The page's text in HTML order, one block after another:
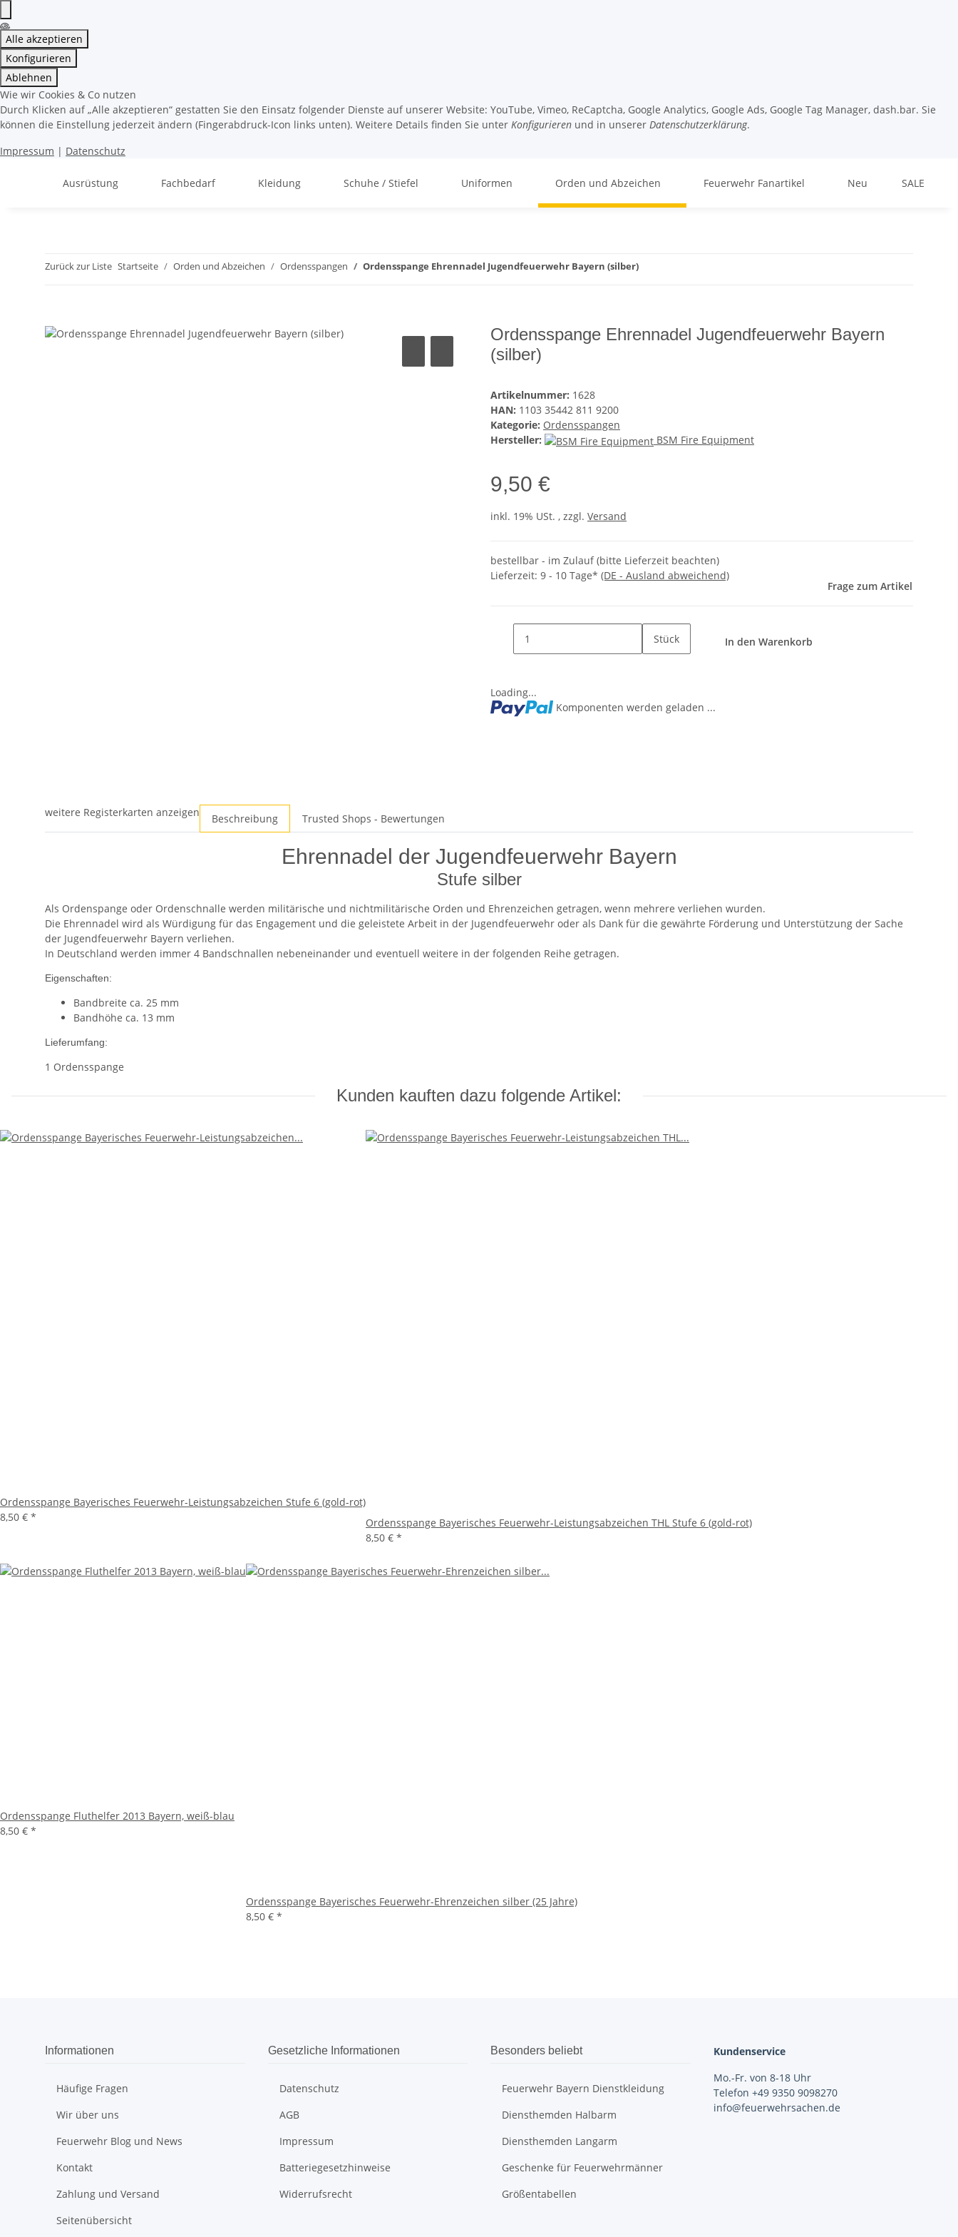
Alle akzeptieren
Konfigurieren
Ablehnen
Wie wir Cookies & Co nutzen
Durch Klicken auf „Alle akzeptieren“ gestatten Sie den Einsatz folgender Dienste auf unserer Website: YouTube, Vimeo, ReCaptcha, Google Analytics, Google Ads, Google Tag Manager, dash.bar. Sie
können die Einstellung jederzeit ändern (Fingerabdruck-Icon links unten). Weitere Details finden Sie unter Konfigurieren und in unserer Datenschutzerklärung.
Impressum | Datenschutz
Ausrüstung Fachbedarf Kleidung Schuhe / Stiefel Uniformen Orden und Abzeichen Feuerwehr Fanartikel Neu SALE
Zurück zur Liste Startseite Orden und Abzeichen Ordensspangen Ordensspange Ehrennadel Jugendfeuerwehr Bayern (silber)
Ordensspange Ehrennadel Jugendfeuerwehr Bayern
(silber)
Artikelnummer: 1628
HAN: 1103 35442 811 9200
Kategorie: Ordensspangen
Hersteller:
BSM Fire Equipment
9,50 €
inkl. 19% USt. , zzgl. Versand
bestellbar - im Zulauf (bitte Lieferzeit beachten)
Lieferzeit: 9 - 10 Tage* (DE - Ausland abweichend)
Frage zum Artikel
Stück In den Warenkorb
Loading...
Komponenten werden geladen ...
weitere Registerkarten anzeigen Beschreibung Trusted Shops - Bewertungen
Ehrennadel der Jugendfeuerwehr Bayern
Stufe silber
Als Ordenspange oder Ordenschnalle werden militärische und nichtmilitärische Orden und Ehrenzeichen getragen, wenn mehrere verliehen wurden.
Die Ehrennadel wird als Würdigung für das Engagement und die geleistete Arbeit in der Jugendfeuerwehr oder als Dank für die gewährte Förderung und Unterstützung der Sache
der Jugendfeuerwehr Bayern verliehen.
In Deutschland werden immer 4 Bandschnallen nebeneinander und eventuell weitere in der folgenden Reihe getragen.
Eigenschaften:
Bandbreite ca. 25 mm
Bandhöhe ca. 13 mm
Lieferumfang:
1 Ordensspange
Kunden kauften dazu folgende Artikel:
Ordensspange Bayerisches Feuerwehr-Leistungsabzeichen Stufe 6 (gold-rot)
8,50 € *
Ordensspange Bayerisches Feuerwehr-Leistungsabzeichen THL Stufe 6 (gold-rot)
8,50 € *
Ordensspange Fluthelfer 2013 Bayern, weiß-blau
8,50 € *
Ordensspange Bayerisches Feuerwehr-Ehrenzeichen silber (25 Jahre)
8,50 € *
Informationen
Häufige Fragen
Wir über uns
Feuerwehr Blog und News
Kontakt
Zahlung und Versand
Seitenübersicht
Gesetzliche Informationen
Datenschutz
AGB
Impressum
Batteriegesetzhinweise
Widerrufsrecht
Besonders beliebt
Feuerwehr Bayern Dienstkleidung
Diensthemden Halbarm
Diensthemden Langarm
Geschenke für Feuerwehrmänner
Größentabellen
Kundenservice
Mo.-Fr. von 8-18 Uhr
Telefon +49 9350 9098270
info@feuerwehrsachen.de